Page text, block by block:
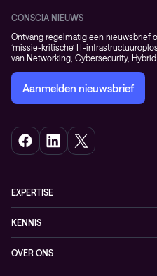
CONSCIA NIEUWS
Ontvang regelmatig een nieuwsbrief
‘missie-kritische’ IT-
van Networking, Cybersecurity,
Aanmelden nieuwsbrief
EXPERTISE
Networking
Observability
KENNIS
Events
OVER ONS